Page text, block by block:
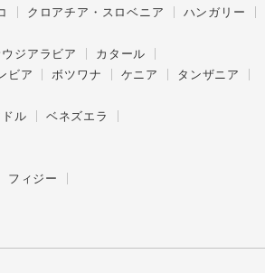
クロアチア・スロベニア
ハンガリー
ジアラビア
カタール
ビア ボツワナ ケニア
タンザニア
ル
ベネズエラ
フィジー